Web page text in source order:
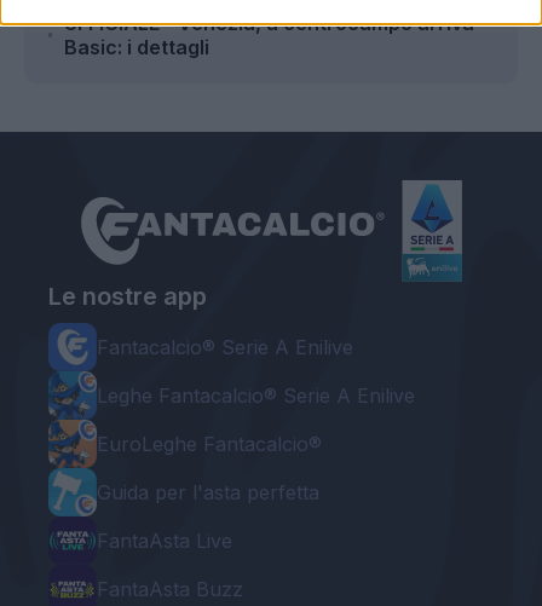
UFFICIALE - Venezia, a centrocampo arriva
Basic: i dettagli
Le nostre app
Fantacalcio® Serie A Enilive
Leghe Fantacalcio® Serie A Enilive
EuroLeghe Fantacalcio®
Guida per l'asta perfetta
FantaAsta Live
FantaAsta Buzz